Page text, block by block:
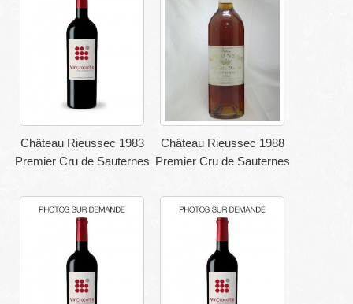
Château Rieussec 1983
Premier Cru de Sauternes
Château Rieussec 1988
Premier Cru de Sauternes